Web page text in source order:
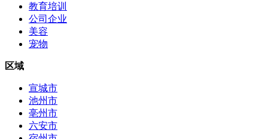
教育培训
公司企业
美容
宠物
区域
宣城市
池州市
亳州市
六安市